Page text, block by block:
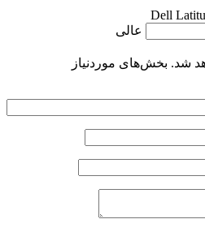
Dell
عالی
شد. بخش‌های موردنیاز